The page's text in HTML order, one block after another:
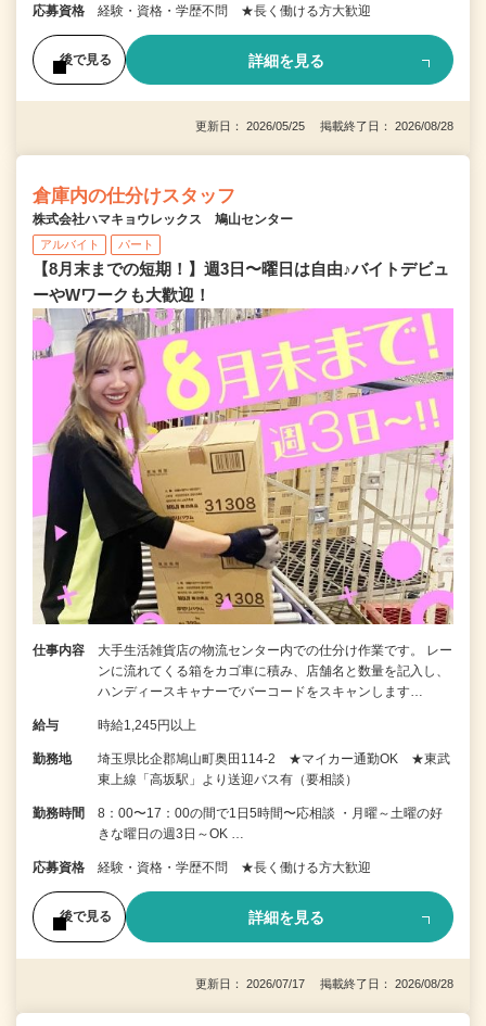
応募資格 経験・資格・学歴不問 ★長く働ける方大歓迎
後で見る 詳細を見る
更新日： 2026/05/25 掲載終了日： 2026/08/28
倉庫内の仕分けスタッフ
株式会社ハマキョウレックス 鳩山センター
アルバイト パート
【8月末までの短期！】週3日〜曜日は自由♪バイトデビュ
ーやWワークも大歡迎！
仕事内容
大手生活雑貨店の物流センター内での仕分け作業です。 レー
ンに流れてくる箱をカゴ車に積み、店舗名と数量を記入し、
ハンディースキャナーでバーコードをスキャンします…
給与 時給1,245円以上
勤務地
埼玉県比企郡鳩山町奥田114-2 ★マイカー通勤OK ★東武
東上線「高坂駅」より送迎バス有（要相談）
勤務時間
8：00〜17：00の間で1日5時間〜応相談 ・月曜～土曜の好
きな曜日の週3日～OK …
応募資格 経験・資格・学歴不問 ★長く働ける方大歓迎
後で見る 詳細を見る
更新日： 2026/07/17 掲載終了日： 2026/08/28